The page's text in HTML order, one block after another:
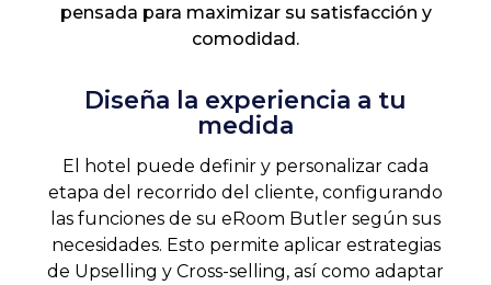
pensada para maximizar su satisfacción y
comodidad.
Diseña la experiencia a tu
medida
El hotel puede definir y personalizar cada
etapa del recorrido del cliente, configurando
las funciones de su eRoom Butler según sus
necesidades. Esto permite aplicar estrategias
de Upselling y Cross-selling, así como adaptar